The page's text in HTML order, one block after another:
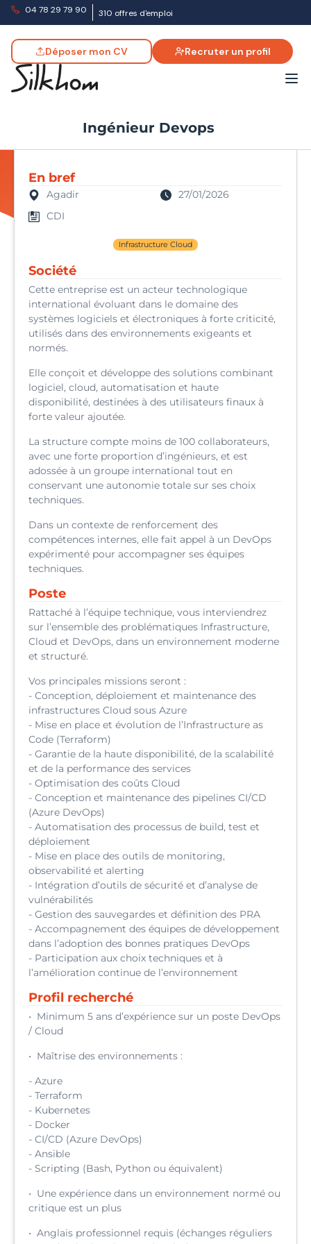
04 78 29 79 90 310 offres d'emploi
Déposer mon CV Recruter un profil
Ingénieur Devops
En bref
Agadir
CDI
27/01/2026
Infrastructure Cloud
Société
Cette entreprise est un acteur technologique
international évoluant dans le domaine des
systèmes logiciels et électroniques à forte criticité,
utilisés dans des environnements exigeants et
normés.
Elle conçoit et développe des solutions combinant
logiciel, cloud, automatisation et haute
disponibilité, destinées à des utilisateurs finaux à
forte valeur ajoutée.
La structure compte moins de 100 collaborateurs,
avec une forte proportion d’ingénieurs, et est
adossée à un groupe international tout en
conservant une autonomie totale sur ses choix
techniques.
Dans un contexte de renforcement des
compétences internes, elle fait appel à un DevOps
expérimenté pour accompagner ses équipes
techniques.
Poste
Rattaché à l’équipe technique, vous interviendrez
sur l’ensemble des problématiques Infrastructure,
Cloud et DevOps, dans un environnement moderne
et structuré.
Vos principales missions seront :
- Conception, déploiement et maintenance des
infrastructures Cloud sous Azure
- Mise en place et évolution de l’Infrastructure as
Code (Terraform)
- Garantie de la haute disponibilité, de la scalabilité
et de la performance des services
- Optimisation des coûts Cloud
- Conception et maintenance des pipelines CI/CD
(Azure DevOps)
- Automatisation des processus de build, test et
déploiement
- Mise en place des outils de monitoring,
observabilité et alerting
- Intégration d’outils de sécurité et d’analyse de
vulnérabilités
- Gestion des sauvegardes et définition des PRA
- Accompagnement des équipes de développement
dans l’adoption des bonnes pratiques DevOps
- Participation aux choix techniques et à
l’amélioration continue de l’environnement
Profil recherché
• Minimum 5 ans d’expérience sur un poste DevOps
/ Cloud
• Maîtrise des environnements :
- Azure
- Terraform
- Kubernetes
- Docker
- CI/CD (Azure DevOps)
- Ansible
- Scripting (Bash, Python ou équivalent)
• Une expérience dans un environnement normé ou
critique est un plus
• Anglais professionnel requis (échanges réguliers